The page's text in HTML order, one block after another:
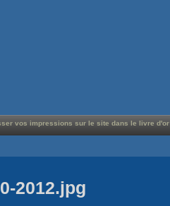
vos impressions sur le site dans le livre d'or
2012.jpg